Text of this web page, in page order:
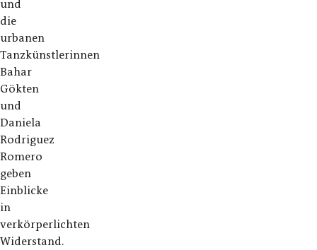
und
die
urbanen
Tanzkünstlerinnen
Bahar
Gökten
und
Daniela
Rodriguez
Romero
geben
Einblicke
in
verkörperlichten
Widerstand.